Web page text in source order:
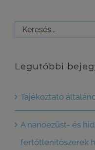
Keresés...
Legutóbbi
Tájékoztató
A nanoezüst- és
fertőtlenítőszerek